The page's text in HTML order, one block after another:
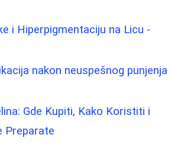
i Hiperpigmentaciju na Licu -
nakon neuspešnog punjenja
Gde Kupiti, Kako Koristiti i
Preparate